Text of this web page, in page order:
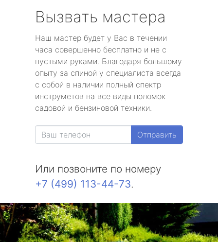
Вызвать мастера
Наш мастер будет у Вас в течении
часа совершенно бесплатно и не с
пустыми руками. Благодаря большому
опыту за спиной у специалиста всегда
с собой в наличии полный спектр
инструметов на все виды поломок
садовой и бензиновой техники.
Отправить
Или позвоните по номеру
+7 (499) 113-44-73.